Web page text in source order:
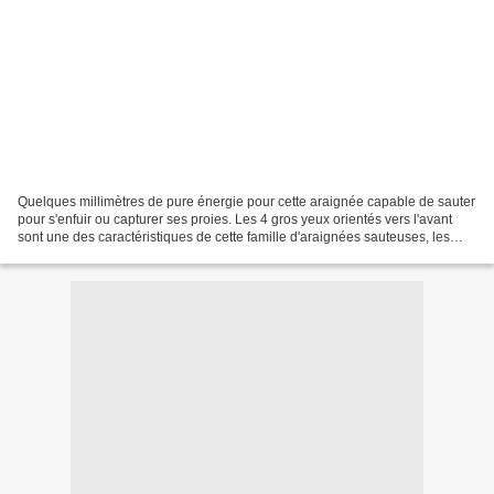
Quelques millimètres de pure énergie pour cette araignée capable de sauter
pour s'enfuir ou capturer ses proies. Les 4 gros yeux orientés vers l'avant
sont une des caractéristiques de cette famille d'araignées sauteuses, les